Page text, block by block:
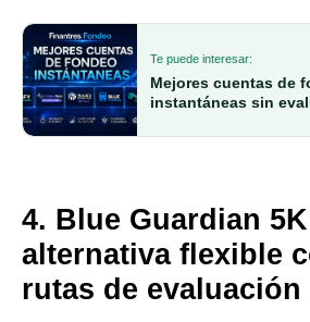
Te puede interesar:
Mejores cuentas de
instantáneas sin
4. Blue Guardian
alternativa flexible
rutas de evaluación